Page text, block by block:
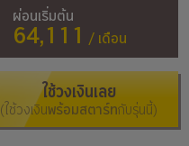
ผ่อนเริ่มต้น
64,111 / เดือน
ใช้วงเงินเลย
(ใช้วงเงินพร้อมสตาร์ทกับรุ่นนี้)